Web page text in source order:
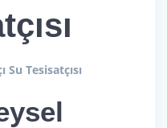
Su Tesisatçısı